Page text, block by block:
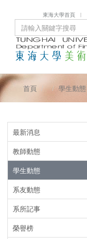
東海大學首頁
首頁 學生動態
最新消息
教師動態
學生動態
系友動態
系所記事
榮譽榜